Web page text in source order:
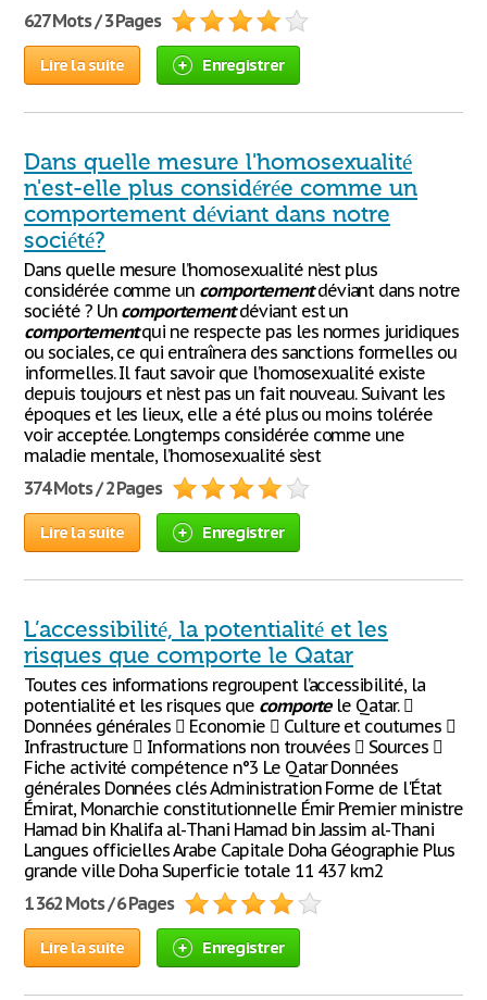
627 Mots / 3 Pages
Lire la suite Enregistrer
Dans quelle mesure l'homosexualité
n'est-elle plus considérée comme un
comportement déviant dans notre
société?
Dans quelle mesure l’homosexualité n’est plus
considérée comme un comportementdéviant dans notre
société ? Un comportementdéviant est un
comportementqui ne respecte pas les normes juridiques
ou sociales, ce qui entraînera des sanctions formelles ou
informelles. Il faut savoir que l’homosexualité existe
depuis toujours et n’est pas un fait nouveau. Suivant les
époques et les lieux, elle a été plus ou moins tolérée
voir acceptée. Longtemps considérée comme une
maladie mentale, l’homosexualité s’est
374 Mots / 2 Pages
Lire la suite Enregistrer
L’accessibilité, la potentialité et les
risques que comporte le Qatar
Toutes ces informations regroupent l’accessibilité, la
potentialité et les risques que comportele Qatar. 
Données générales  Economie  Culture et coutumes 
Infrastructure  Informations non trouvées  Sources 
Fiche activité compétence n°3 Le Qatar Données
générales Données clés Administration Forme de l'État
Émirat, Monarchie constitutionnelle Émir Premier ministre
Hamad bin Khalifa al-Thani Hamad bin Jassim al-Thani
Langues officielles Arabe Capitale Doha Géographie Plus
grande ville Doha Superficie totale 11 437 km2
1 362 Mots / 6 Pages
Lire la suite Enregistrer